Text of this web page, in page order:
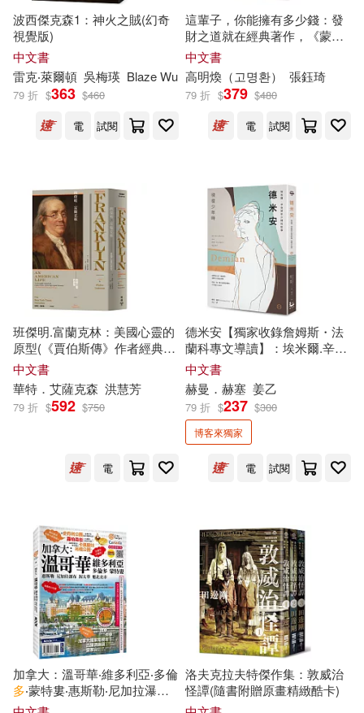
常磐くじら(11) 林硯俞(11)
蘿拉．英格斯．懷德(11)
春田菜菜(10) 本書編寫組(10)
（英）金-史密斯(10)
（愛爾蘭）歐因·科弗(9)
（美）約翰·埃德蒙森，（美）安妮·
（英）威廉·莎士比亞(9)
(英)柯南道爾(8)
李毓佩(8) 桃山ひなせ(8)
費定暉(8)
雅歌塔．克里斯多夫(8)
雅洛斯拉夫‧哈謝克(8)
彗智(49) 機械工業出版社(47)
MIRARE(45)
上海人民出版社(45) 滾石(45)
Ingram(43)
Eloquence(42)
PENTATONE(42)
廣西師範大學出版社(42)
中國人民大學出版社(41)
尖端(41) Naive Auvidis(40)
大牌出版(39) 科學出版社(39)
Audite(38) BR Klassik(38)
Profil(38)
北京大學出版社(38)
波西傑克森1：神火之賊(幻奇
視覺版)
中文書
雷克‧萊爾頓 吳梅瑛 Blaze Wu
79 折 $363 $460
電
試閱
這輩子，你能擁有多少錢：發
財之道就在經典著作，《蒙田
隨筆全集》、《窮查理的普通
常識》、《馬斯克傳》……打
開錢袋子，獲取這輩子能擁有
的最大財富。
中文書
高明煥（고명환）
張鈺琦
79 折 $379 $480
電
試閱
班傑明.富蘭克林：美國心靈的
原型(《賈伯斯傳》作者經典巨
作)
中文書
華特．艾薩克森 洪慧芳
79 折 $592 $750
電
德米安【獨家收錄詹姆斯・法
蘭科專文導讀】：埃米爾.辛克
萊年少時的故事(徬徨少年時)
中文書
赫曼．赫塞 姜乙
79 折 $237 $300
博客來獨家
電 試閱
加拿大：溫哥華‧維多利亞‧多倫
多‧蒙特婁‧惠斯勒‧尼加拉瀑布‧
渥太華‧魁北克市
洛夫克拉夫特傑作集：敦威治
怪譚(隨書附贈原畫精緻酷卡)